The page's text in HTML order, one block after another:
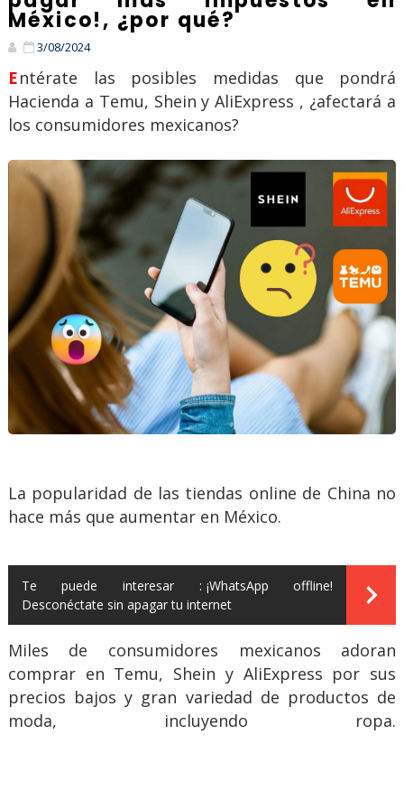
México!, ¿por qué?
3/08/2024
Entérate las posibles medidas que pondrá
Hacienda a Temu, Shein y AliExpress , ¿afectará a
los consumidores mexicanos?
La popularidad de las tiendas online de China no
hace más que aumentar en México.
Te puede interesar : ¡WhatsApp offline!
Desconéctate sin apagar tu internet
Miles de consumidores mexicanos adoran
comprar en Temu, Shein y AliExpress por sus
precios bajos y gran variedad de productos de
moda, incluyendo ropa.